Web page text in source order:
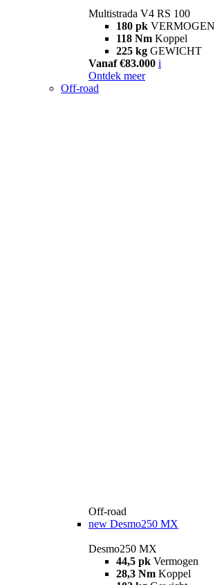
Multistrada V4 RS 100
180 pk VERMOGEN
118 Nm Koppel
225 kg GEWICHT
Vanaf €83.000 i
Ontdek meer
Off-road
Off-road
new Desmo250 MX
Desmo250 MX
44,5 pk Vermogen
28,3 Nm Koppel